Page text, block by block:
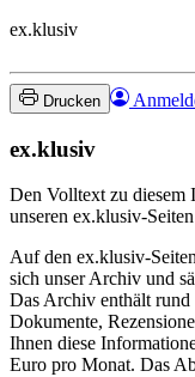
ex.klusiv
Drucken
ex.klusiv
Den Volltext zu diesem
unseren ex.klusiv-
Auf den ex.klusiv-
sich unser Archiv und
Das Archiv enthält
Dokumente,
Ihnen diese
Euro pro Monat. Das